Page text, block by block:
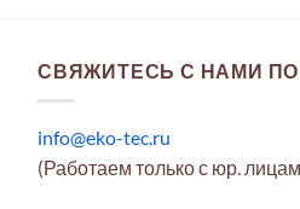
СВЯЖИТЕСЬ С НАМИ ПО
info@eko-tec.ru
(Работаем только с юр.